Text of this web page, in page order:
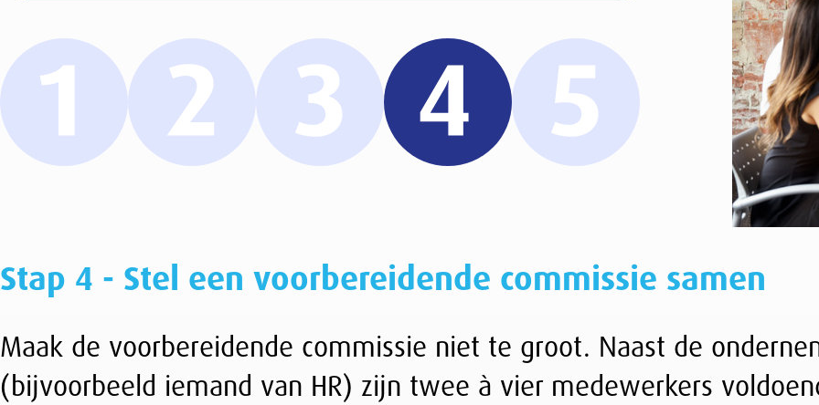
Stap 4 - Stel een voorbereidende commissie samen
Maak de voorbereidende commissie niet te groot. Naast de ondernemer of zijn
(bijvoorbeeld iemand van HR) zijn twee à vier medewerkers voldoende. Zorg dat alle
het bedrijf min of meer vertegenwoordigd zijn en dat de leden het vertrouwen hebben van de
Stel gezamenlijk vast wat de taak van deze commissie is. Dat is in ieder geval het opstellen van
voorlopig or-reglement en het voorbereiden en organiseren van de verkiezing van de
4.1 Voorlopig or-reglement opstellen